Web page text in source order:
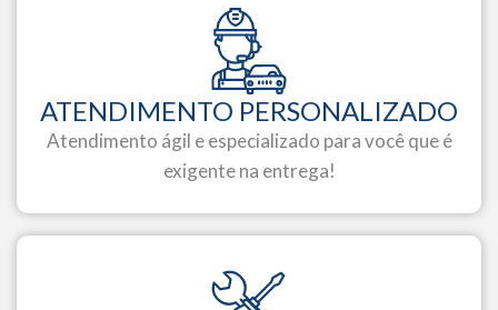
ATENDIMENTO PERSONALIZADO
Atendimento ágil e especializado para você que é
exigente na entrega!